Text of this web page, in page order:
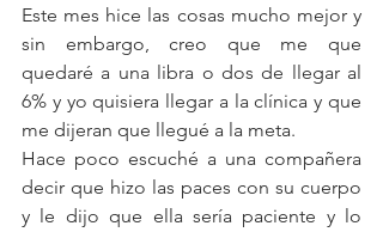
Este mes hice las cosas mucho mejor y
sin embargo, creo que me que
quedaré a una libra o dos de llegar al
6% y yo quisiera llegar a la clínica y que
me dijeran que llegué a la meta.
Hace poco escuché a una compañera
decir que hizo las paces con su cuerpo
y le dijo que ella sería paciente y lo